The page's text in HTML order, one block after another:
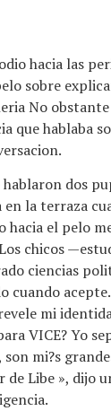
hacia las
sobre
No
que hablaba
dos
en la terraza
hacia el pelo
chicos
ciencias
cuando
mi
VICE? Yo
mi?s
de Libe », dijo